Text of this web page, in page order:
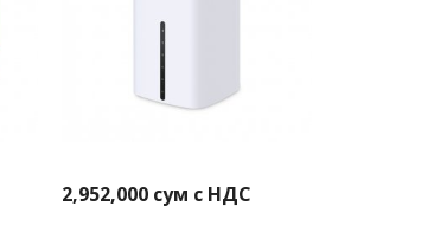
2,952,000 сум с НДС